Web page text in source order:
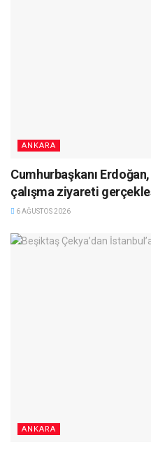
ANKARA
Cumhurbaşkanı
çalışma ziyareti
6 AĞUSTOS 2026
ANKARA